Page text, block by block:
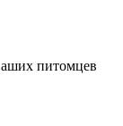
питомцев